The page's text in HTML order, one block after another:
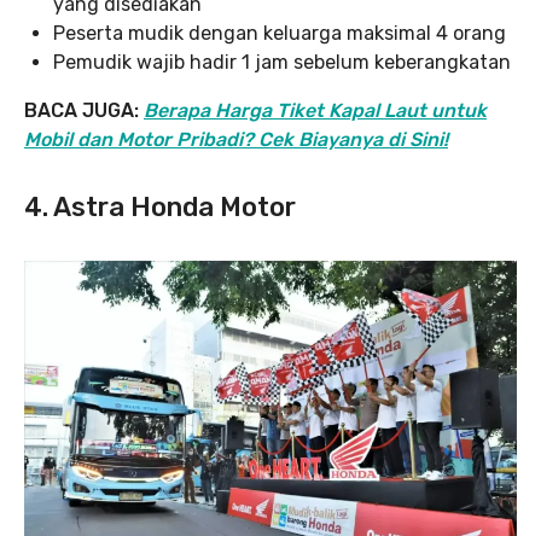
Peserta mudik dengan keluarga maksimal 4 orang
Pemudik wajib hadir 1 jam sebelum keberangkatan
BACA JUGA: Berapa Harga Tiket Kapal Laut untuk
Mobil dan Motor Pribadi? Cek Biayanya di Sini!
4. Astra Honda Motor